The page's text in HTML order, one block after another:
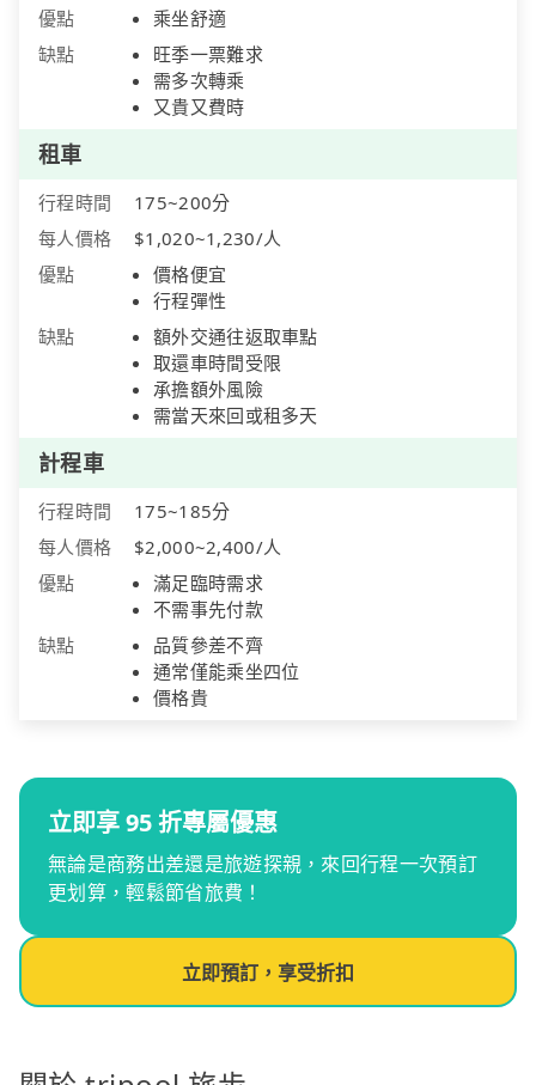
優點
乘坐舒適
缺點
旺季一票難求
需多次轉乘
又貴又費時
租車
行程時間
175~200分
每人價格
$1,020~1,230/人
優點
價格便宜
行程彈性
缺點
額外交通往返取車點
取還車時間受限
承擔額外風險
需當天來回或租多天
計程車
行程時間
175~185分
每人價格
$2,000~2,400/人
優點
滿足臨時需求
不需事先付款
缺點
品質參差不齊
通常僅能乘坐四位
價格貴
立即享 95 折專屬優惠
無論是商務出差還是旅遊探親，來回行程一次預訂
更划算，輕鬆節省旅費！
立即預訂，享受折扣